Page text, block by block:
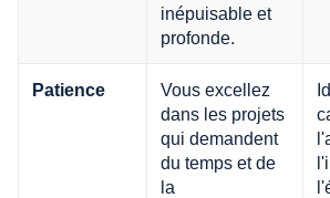
inépuisable et
profonde.
Patience
Vous excellez
dans les projets
qui demandent
du temps et de
la